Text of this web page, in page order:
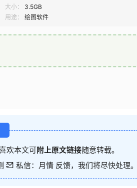
大小：
3.5GB
用途： 绘图软件
欢本文可附上原文链接随意转载。
私信：月情 反馈，我们将尽快处理